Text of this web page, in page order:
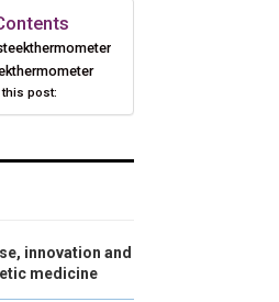
this post:
innovation and
medicine